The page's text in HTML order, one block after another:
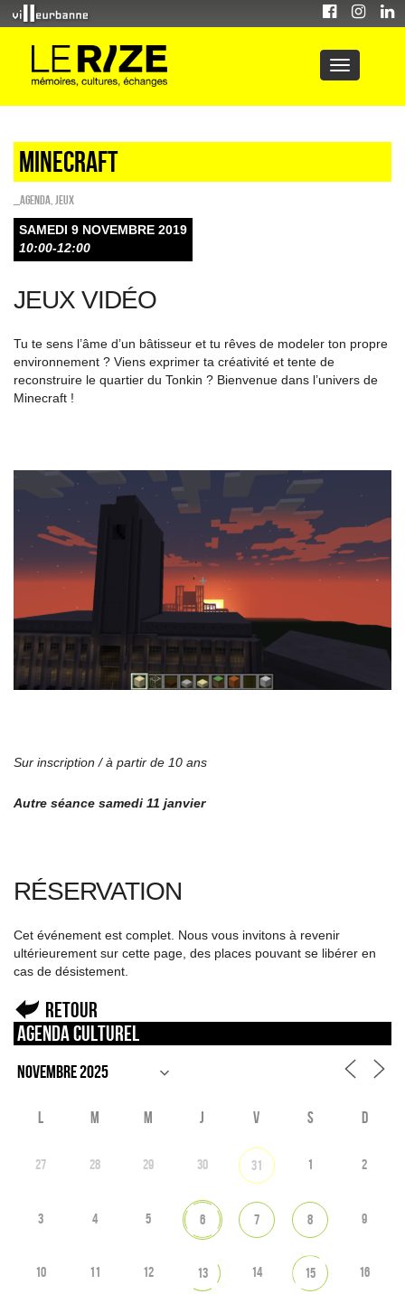
Minecraft
_Agenda Jeux
SAMEDI 9 NOVEMBRE 2019
10:00-12:00
JEUX VIDÉO
Tu te sens l’âme d’un bâtisseur et tu rêves de modeler ton propre
environnement ? Viens exprimer ta créativité et tente de
reconstruire le quartier du Tonkin ? Bienvenue dans l’univers de
Minecraft !
Sur inscription / à partir de 10 ans
Autre séance samedi 11 janvier
RÉSERVATION
Cet événement est complet. Nous vous invitons à revenir
ultérieurement sur cette page, des places pouvant se libérer en
cas de désistement.
Retour
Agenda culturel
L M M J V S D
27 28 29 30 31 1 2
3 4 5 6 7 8 9
10 11 12 13 14 15 16